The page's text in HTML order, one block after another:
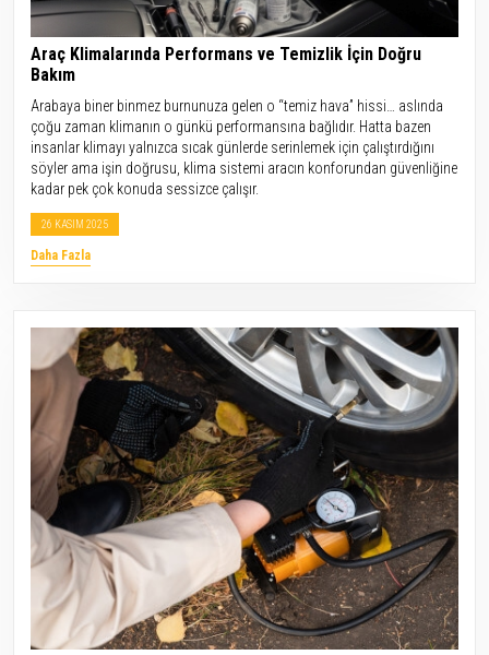
Araç Klimalarında Performans ve Temizlik İçin Doğru
Bakım
Arabaya biner binmez burnunuza gelen o “temiz hava” hissi… aslında
çoğu zaman klimanın o günkü performansına bağlıdır. Hatta bazen
insanlar klimayı yalnızca sıcak günlerde serinlemek için çalıştırdığını
söyler ama işin doğrusu, klima sistemi aracın konforundan güvenliğine
kadar pek çok konuda sessizce çalışır.
26 KASIM 2025
Daha Fazla